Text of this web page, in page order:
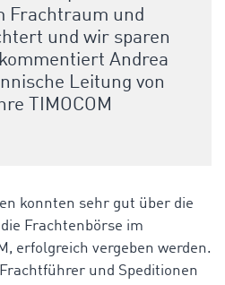
Frachtraum und
und wir sparen
Andrea
Leitung von
TIMOCOM
konnten sehr gut über die
die Frachtenbörse im
erfolgreich vergeben werden.
und Speditionen